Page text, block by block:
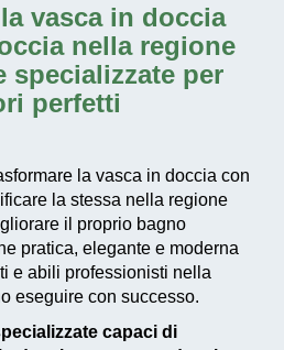
vasca in doccia
nella regione
specializzate per
perfetti
la vasca in doccia con
la stessa nella regione
il proprio bagno
pratica, elegante e moderna
e abili professionisti nella
eseguire con successo.
capaci di